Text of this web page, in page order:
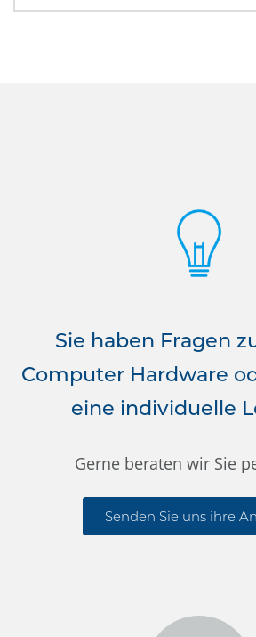
Sie haben Fragen
Computer Hardware
eine individuelle
Gerne beraten wir Sie
Senden Sie uns ihre